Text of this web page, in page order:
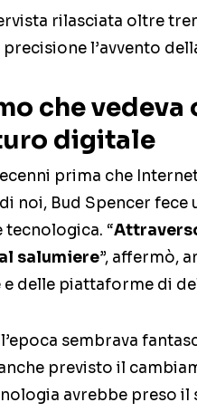
rilasciata oltre
l’avvento
che
digitale
prima che
noi, Bud Spencer
tecnologica. “
salumiere”, affermò,
delle piattaforme di
sembrava
anche previsto il
avrebbe preso